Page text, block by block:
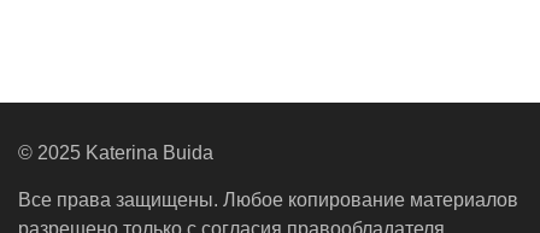
© 2025 Katerina Buida
Все права защищены. Любое копирование материалов
разрешено только с согласия правообладателя